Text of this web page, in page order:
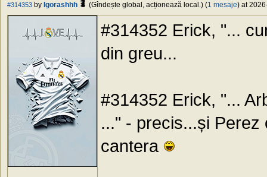
#314353 by Igorashhh (Gîndește global, acționează local.) (1 mesaje) at
#314352 Erick, "...
din greu...
#314352 Erick, "...
..." - precis...și
cantera